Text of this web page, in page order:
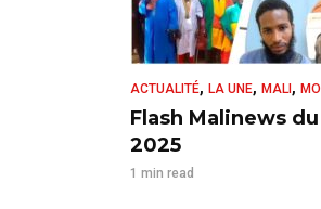
ACTUALITÉ, LA UNE, MALI ,
Flash Malinews
2025
1 min read